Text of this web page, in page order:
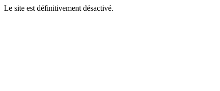
Le site est définitivement désactivé.